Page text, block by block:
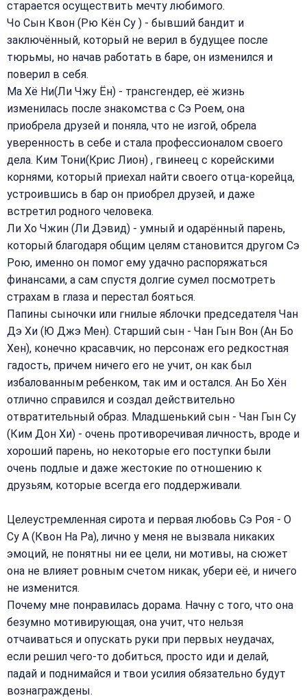
старается осуществить мечту любимого.
Чо Сын Квон (Рю Кён Су ) - бывший бандит и
заключённый, который не верил в будущее после
тюрьмы, но начав работать в баре, он изменился и
поверил в себя.
Ма Хё Ни(Ли Чжу Ён) - трансгендер, её жизнь
изменилась после знакомства с Сэ Роем, она
приобрела друзей и поняла, что не изгой, обрела
уверенность в себе и стала профессионалом своего
дела. Ким Тони(Крис Лион) , гвинеец с корейскими
корнями, который приехал найти своего отца-корейца,
устроившись в бар он приобрел друзей, и даже
встретил родного человека.
Ли Хо Чжин (Ли Дэвид) - умный и одарённый парень,
который благодаря общим целям становится другом Сэ
Рою, именно он помог ему удачно распоряжаться
финансами, а сам спустя долгие сумел посмотреть
страхам в глаза и перестал бояться.
Папины сыночки или гнилые яблочки председателя Чан
Дэ Хи (Ю Джэ Мен). Старший сын - Чан Гын Вон (Ан Бо
Хен), конечно красавчик, но персонаж его редкостная
гадость, причем ничего его не учит, он как был
избалованным ребенком, так им и остался. Ан Бо Хён
отлично справился и создал действительно
отвратительный образ. Младшенький сын - Чан Гын Су
(Ким Дон Хи) - очень противоречивая личность, вроде и
хороший парень, но некоторые его поступки были
очень подлые и даже жестокие по отношению к
друзьям, которые всегда его поддерживали.
Целеустремленная сирота и первая любовь Сэ Роя - О
Су А (Квон На Ра), лично у меня не вызвала никаких
эмоций, не понятны ни ее цели, ни мотивы, на сюжет
она не влияет ровным счетом никак, убери её, и ничего
не изменится.
Почему мне понравилась дорама. Начну с того, что она
безумно мотивирующая, она учит, что нельзя
отчаиваться и опускать руки при первых неудачах,
если решил чего-то добиться, просто иди и делай,
падай и поднимайся и твои усилия обязательно будут
вознаграждены.